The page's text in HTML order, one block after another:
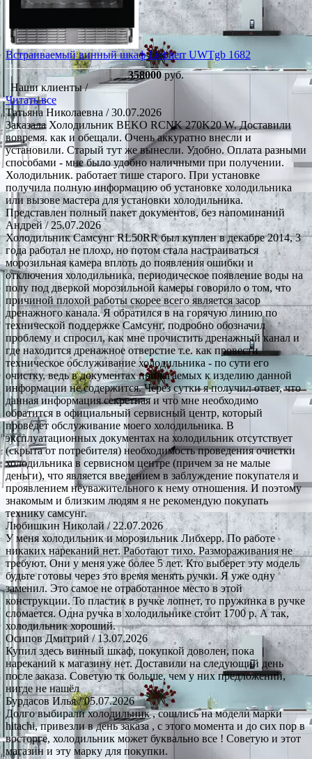
Встраиваемый винный шкаф Liebherr UWTgb 1682
358000руб.
Наши клиенты /
Читать все
Татьяна Николаевна / 30.07.2026
Заказала Холодильник BEKO RCNK 270K20 W. Доставили
вовремя. как и обещали. Очень аккуратно внесли и
установили. Старый тут же вынесли. Удобно. Оплата разными
способами - мне было удобно наличными при получении.
Холодильник. работает тише старого. При установке
получила полную информацию об установке холодильника
или вызове мастера для установки холодильника.
Представлен полный пакет документов, без напоминаний
Андрей/ 25.07.2026
Холодильник Самсунг RL50RR был куплен в декабре 2014, 3
года работал не плохо, но потом стала настраиваться
морозильная камера вплоть до появления ошибки и
отключения холодильника, периодическое появление воды на
полу под дверкой морозильной камеры говорило о том, что
причиной плохой работы скорее всего является засор
дренажного канала. Я обратился в на горячую линию по
технической поддержке Самсунг, подробно обозначил
проблему и спросил, как мне прочистить дренажный канал и
где находится дренажное отверстие т.е. как провести
техническое обслуживание холодильника - по сути его
очистку, ведь в документах прилагаемых к изделию данной
информации не содержится. Через сутки я получил ответ, что
данная информация секретная и что мне необходимо
обратится в официальный сервисный центр, который
проведет обслуживание моего холодильника. В
эксплуатационных документах на холодильник отсутствует
(скрыта от потребителя) необходимость проведения очистки
холодильника в сервисном центре (причем за не малые
деньги), что является введением в заблуждение покупателя и
проявлением неуважительного к нему отношения. И поэтому
знакомым и близким людям я не рекомендую покупать
технику самсунг.
Любишкин Николай/ 22.07.2026
У меня холодильник и морозильник Либхерр. По работе
никаких нареканий нет. Работают тихо. Размораживания не
требуют. Они у меня уже более 5 лет. Кто выберет эту модель
будьте готовы через это время менять ручки. Я уже одну
заменил. Это самое не отработанное место в этой
конструкции. То пластик в ручке лопнет, то пружинка в ручке
сломается. Одна ручка в холодильнике стоит 1700 р. А так,
холодильник хороший.
Осипов Дмитрий/ 13.07.2026
Купил здесь винный шкаф, покупкой доволен, пока
нареканий к магазину нет. Доставили на следующий день
после заказа. Советую тк больше, чем у них предложений,
нигде не нашёл
Бурдасов Илья/ 05.07.2026
Долго выбирали холодильник , сошлись на модели марки
hitachi, привезли в день заказа , с этого момента и до сих пор в
восторге, холодильник может буквально все ! Советую и этот
магазин и эту марку для покупки.